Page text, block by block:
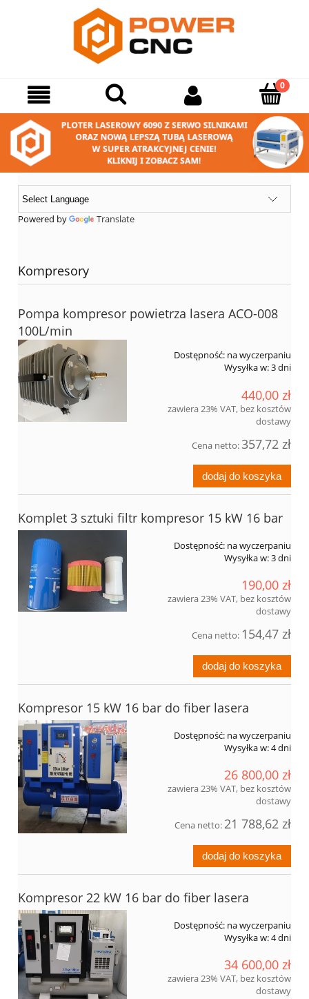
Powered by Translate
Kompresory
Pompa kompresor powietrza lasera ACO-008
100L/min
Dostępność: na wyczerpaniu
Wysyłka w:3 dni
440,00 zł
zawiera 23% VAT, bez kosztów
dostawy
Cena netto:357,72 zł
dodaj do koszyka
Komplet 3 sztuki filtr kompresor 15 kW 16 bar
Dostępność: na wyczerpaniu
Wysyłka w:3 dni
190,00 zł
zawiera 23% VAT, bez kosztów
dostawy
Cena netto: 154,47 zł
dodaj do koszyka
Kompresor 15 kW 16 bar do fiber lasera
Dostępność: na wyczerpaniu
Wysyłka w:4 dni
26 800,00 zł
zawiera 23% VAT, bez kosztów
dostawy
Cena netto: 21 788,62 zł
dodaj do koszyka
Kompresor 22 kW 16 bar do fiber lasera
Dostępność: na wyczerpaniu
Wysyłka w:4 dni
34 600,00 zł
zawiera 23% VAT, bez kosztów
dostawy